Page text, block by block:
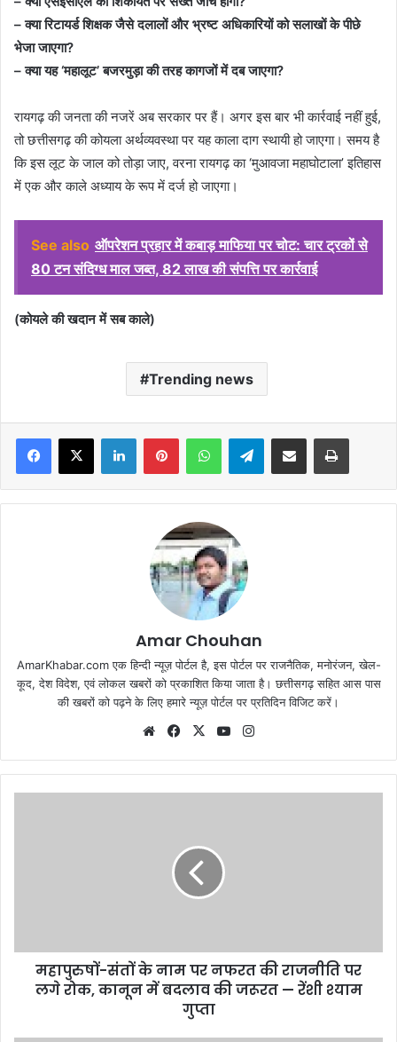
– क्या रिटायर्ड शिक्षक जैसे दलालों और भ्रष्ट अधिकारियों को सलाखों के पीछे
भेजा जाएगा?
– क्या यह ‘महालूट’ बजरमुड़ा की तरह कागजों में दब जाएगा?
रायगढ़ की जनता की नजरें अब सरकार पर हैं। अगर इस बार भी कार्रवाई नहीं हुई,
तो छत्तीसगढ़ की कोयला अर्थव्यवस्था पर यह काला दाग स्थायी हो जाएगा। समय है
कि इस लूट के जाल को तोड़ा जाए, वरना रायगढ़ का ‘मुआवजा महाघोटाला’ इतिहास
में एक और काले अध्याय के रूप में दर्ज हो जाएगा।
See also ऑपरेशन प्रहार में कबाड़ माफिया पर चोट: चार ट्रकों से
80 टन संदिग्ध माल जब्त, 82 लाख की संपत्ति पर कार्रवाई
(कोयले की खदान में सब काले)
Trending news
Facebook
X LinkedInPinterestWhatsAppTelegramShare via Email Print
Amar Chouhan
AmarKhabar.com एक हिन्दी न्यूज़ पोर्टल है, इस पोर्टल पर राजनैतिक, मनोरंजन, खेल-
कूद, देश विदेश, एवं लोकल खबरों को प्रकाशित किया जाता है। छत्तीसगढ़ सहित आस पास
की खबरों को पढ़ने के लिए हमारे न्यूज़ पोर्टल पर प्रतिदिन विजिट करें।
WebsiteFacebook
X YouTube
महापुरुषों-संतों के नाम पर नफरत की राजनीति पर
लगे रोक, कानून में बदलाव की जरूरत — रेंशी श्याम
गुप्ता